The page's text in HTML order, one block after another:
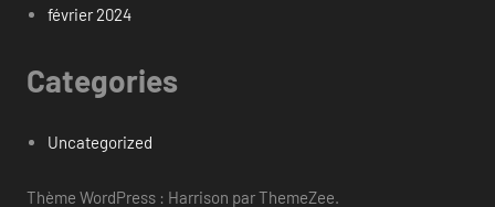
février 2024
Categories
Uncategorized
Thème WordPress : Harrison par ThemeZee.